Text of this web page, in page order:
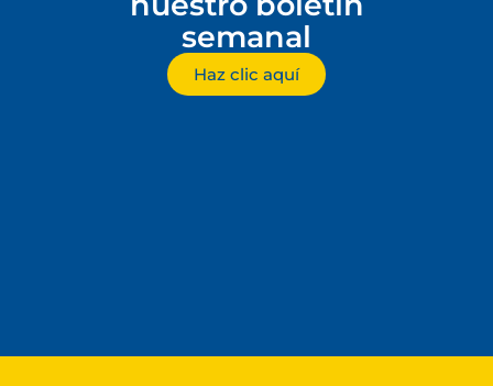
semanal
Haz clic aquí